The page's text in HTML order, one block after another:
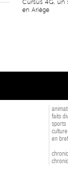
Cursus 4G, un
en Ariège
faits
sports
culture
en bref